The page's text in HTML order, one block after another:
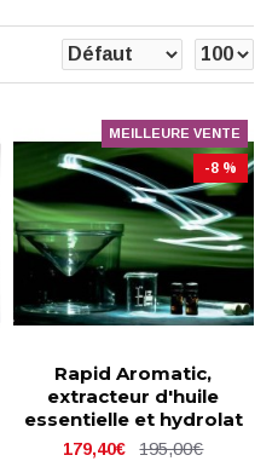
MEILLEURE VENTE
-8 %
Rapid Aromatic,
extracteur d'huile
essentielle et hydrolat
179,40€ 195,00€